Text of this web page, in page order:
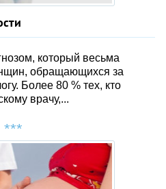
который весьма
обращающихся за
Более 80 % тех, кто
врачу,...